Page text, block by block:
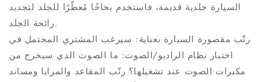
السيارة جلدية قديمة، فاستخدم بخاخًا مُعطّرًا للجلد لتجديد
رائحة الجلد.
رتّب مقصورة السيارة بعناية: سيرغب المشتري المحتمل في
اختبار نظام الراديو/الصوت: ما الصوت الذي سيخرج من
مكبرات الصوت عند تشغيلها؟ رتّب المقاعد والمرايا ومساند